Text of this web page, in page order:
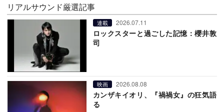
リアルサウンド厳選記事
連載 2026.07.11
ロックスターと過ごした記憶：櫻井敦
司
映画 2026.08.08
カンザキイオリ、『禍禍女』の狂気語
る